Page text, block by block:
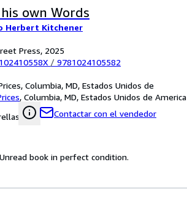
own Words
Herbert Kitchener
Press, 2025
102410558X / 9781024105582
Columbia, MD, Estados Unidos de
, Columbia, MD, Estados Unidos de America
Contactar con el vendedor
book in perfect condition.